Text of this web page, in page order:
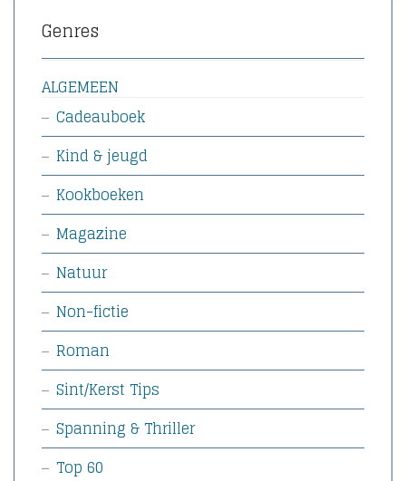
Genres
ALGEMEEN
Cadeauboek
Kind & jeugd
Kookboeken
Magazine
Natuur
Non-fictie
Roman
Sint/Kerst Tips
Spanning & Thriller
Top 60